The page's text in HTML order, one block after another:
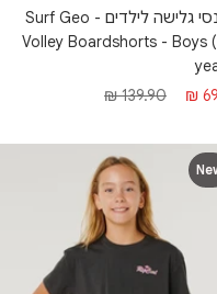
מכנסי גלישה לילדים - Surf Geo
Volley Boardshorts - Boys
מחיר
139.90 ₪